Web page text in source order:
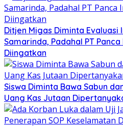
Ditjen Migas Diminta Evaluasi
Samarinda, Padahal PT
Diingatkan
Siswa Diminta Bawa Sabun
Uang Kas Jutaan